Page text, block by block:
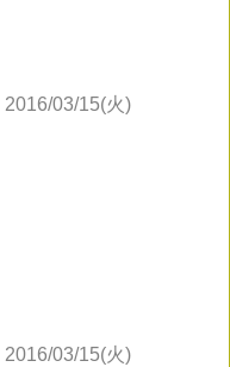
2016/03/15(火)
2016/03/15(火)